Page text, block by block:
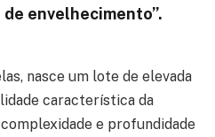
envelhecimento”.
nasce um lote de elevada
característica da
e profundidade